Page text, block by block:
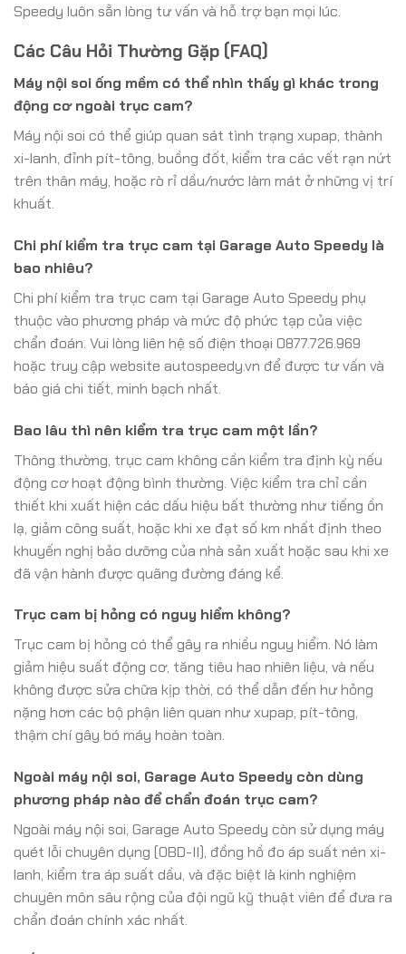
Speedy luôn sẵn lòng tư vấn và hỗ trợ bạn mọi lúc.
Các Câu Hỏi Thường Gặp (FAQ)
Máy nội soi ống mềm có thể nhìn thấy gì khác trong
động cơ ngoài trục cam?
Máy nội soi có thể giúp quan sát tình trạng xupap, thành
xi-lanh, đỉnh pít-tông, buồng đốt, kiểm tra các vết rạn nứt
trên thân máy, hoặc rò rỉ dầu/nước làm mát ở những vị trí
khuất.
Chi phí kiểm tra trục cam tại Garage Auto Speedy là
bao nhiêu?
Chi phí kiểm tra trục cam tại Garage Auto Speedy phụ
thuộc vào phương pháp và mức độ phức tạp của việc
chẩn đoán. Vui lòng liên hệ số điện thoại 0877.726.969
hoặc truy cập website autospeedy.vn để được tư vấn và
báo giá chi tiết, minh bạch nhất.
Bao lâu thì nên kiểm tra trục cam một lần?
Thông thường, trục cam không cần kiểm tra định kỳ nếu
động cơ hoạt động bình thường. Việc kiểm tra chỉ cần
thiết khi xuất hiện các dấu hiệu bất thường như tiếng ồn
lạ, giảm công suất, hoặc khi xe đạt số km nhất định theo
khuyến nghị bảo dưỡng của nhà sản xuất hoặc sau khi xe
đã vận hành được quãng đường đáng kể.
Trục cam bị hỏng có nguy hiểm không?
Trục cam bị hỏng có thể gây ra nhiều nguy hiểm. Nó làm
giảm hiệu suất động cơ, tăng tiêu hao nhiên liệu, và nếu
không được sửa chữa kịp thời, có thể dẫn đến hư hỏng
nặng hơn các bộ phận liên quan như xupap, pít-tông,
thậm chí gây bó máy hoàn toàn.
Ngoài máy nội soi, Garage Auto Speedy còn dùng
phương pháp nào để chẩn đoán trục cam?
Ngoài máy nội soi, Garage Auto Speedy còn sử dụng máy
quét lỗi chuyên dụng (OBD-II), đồng hồ đo áp suất nén xi-
lanh, kiểm tra áp suất dầu, và đặc biệt là kinh nghiệm
chuyên môn sâu rộng của đội ngũ kỹ thuật viên để đưa ra
chẩn đoán chính xác nhất.